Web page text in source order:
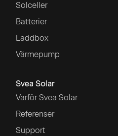
Solceller
Batterier
Laddbox
Värmepump
Svea Solar
Varför Svea Solar
Referenser
Support